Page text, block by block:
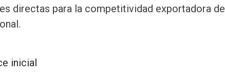
directas para la competitividad exportadora de
inicial